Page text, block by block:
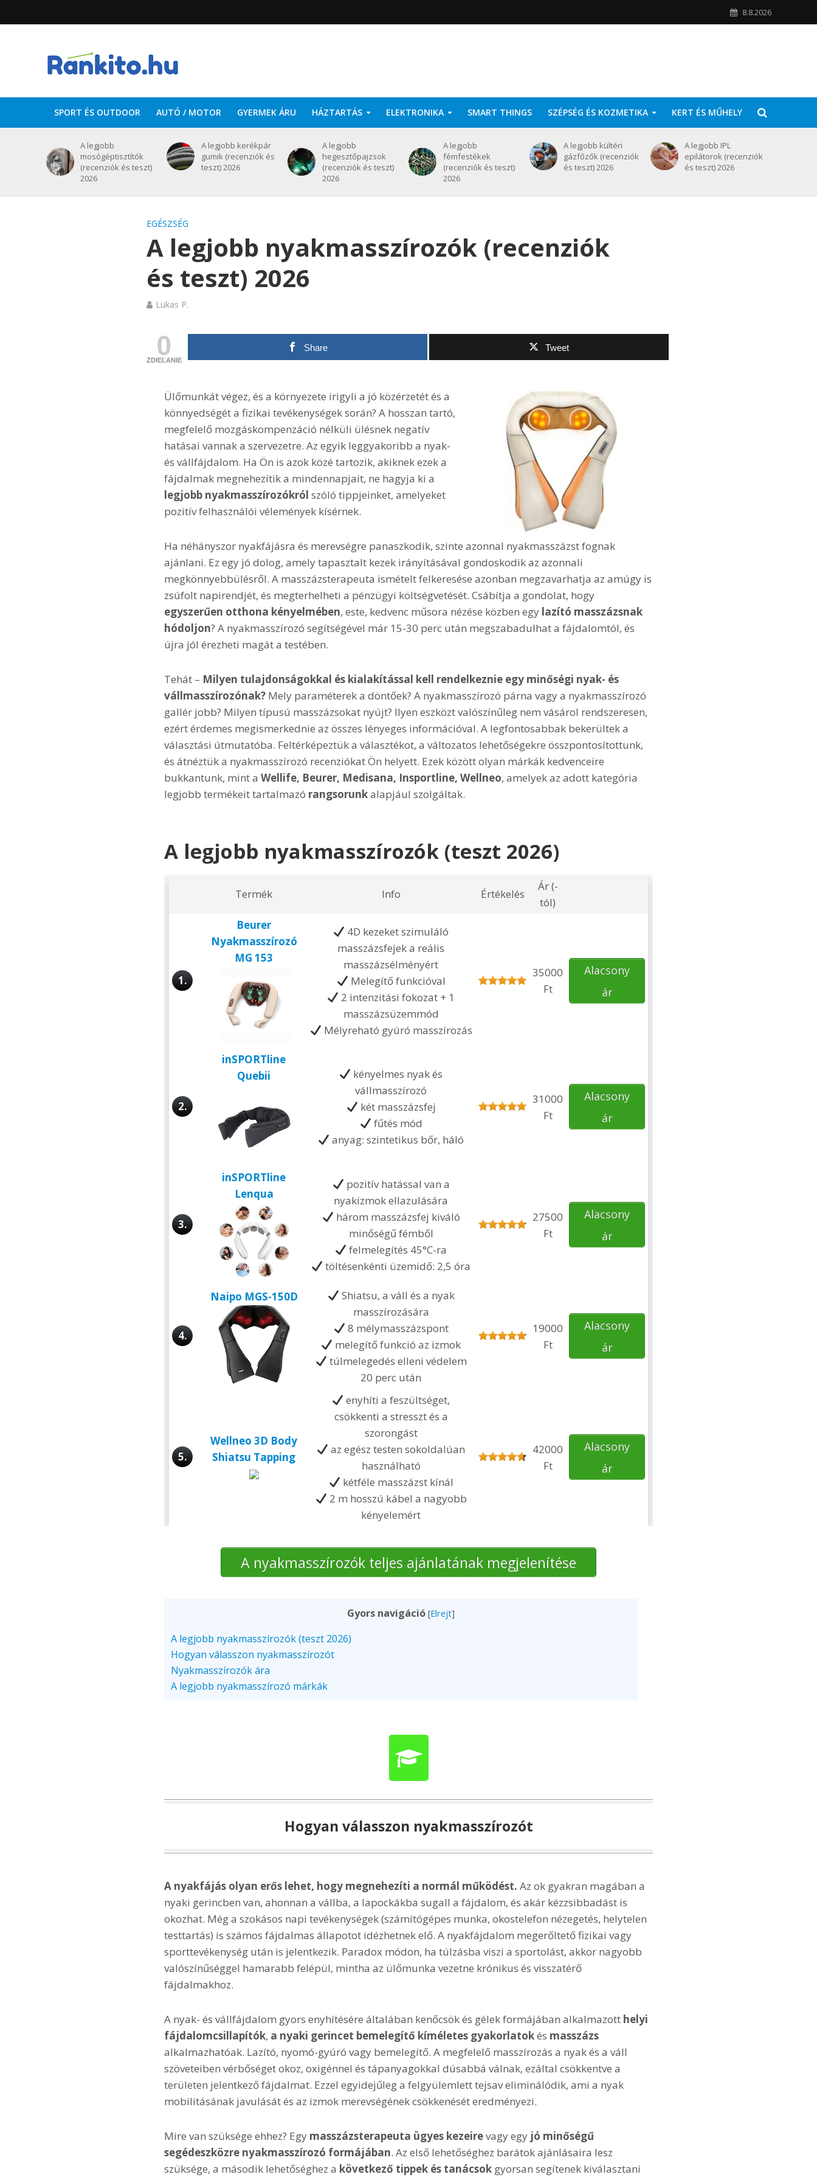
8.8.2026
SPORT ÉS OUTDOOR AUTÓ / MOTOR GYERMEK ÁRU HÁZTARTÁS ELEKTRONIKA SMART THINGS SZÉPSÉG ÉS KOZMETIKA KERT ÉS MŰHELY
A legjobb
mosógéptisztítók
(recenziók és teszt)
2026
A legjobb kerékpár
gumik (recenziók és
teszt) 2026
A legjobb
hegesztőpajzsok
(recenziók és teszt)
2026
A legjobb
fémfestékek
(recenziók és teszt)
2026
A legjobb kültéri
gázfőzők (recenziók
és teszt) 2026
A legjobb IPL
epilátorok (recenziók
és teszt) 2026
EGÉSZSÉG
A legjobb nyakmasszírozók (recenziók
és teszt) 2026
Lukas P.
0
ZDIEĽANIE
Share Tweet
Ülőmunkát végez, és a környezete irigyli a jó közérzetét és a
könnyedségét a fizikai tevékenységek során? A hosszan tartó,
megfelelő mozgáskompenzáció nélküli ülésnek negatív
hatásai vannak a szervezetre. Az egyik leggyakoribb a nyak-
és vállfájdalom. Ha Ön is azok közé tartozik, akiknek ezek a
fájdalmak megnehezítik a mindennapjait, ne hagyja ki a
legjobb nyakmasszírozókról szóló tippjeinket, amelyeket
pozitív felhasználói vélemények kísérnek.
Ha néhányszor nyakfájásra és merevségre panaszkodik, szinte azonnal nyakmasszázst fognak
ajánlani. Ez egy jó dolog, amely tapasztalt kezek irányításával gondoskodik az azonnali
megkönnyebbülésről. A masszázsterapeuta ismételt felkeresése azonban megzavarhatja az amúgy is
zsúfolt napirendjét, és megterhelheti a pénzügyi költségvetését. Csábítja a gondolat, hogy
egyszerűen otthona kényelmében, este, kedvenc műsora nézése közben egy lazító masszázsnak
hódoljon? A nyakmasszírozó segítségével már 15-30 perc után megszabadulhat a fájdalomtól, és
újra jól érezheti magát a testében.
Tehát – Milyen tulajdonságokkal és kialakítással kell rendelkeznie egy minőségi nyak- és
vállmasszírozónak?Mely paraméterek a döntőek? A nyakmasszírozó párna vagy a nyakmasszírozó
gallér jobb? Milyen típusú masszázsokat nyújt? Ilyen eszközt valószínűleg nem vásárol rendszeresen,
ezért érdemes megismerkednie az összes lényeges információval. A legfontosabbak bekerültek a
választási útmutatóba. Feltérképeztük a választékot, a változatos lehetőségekre összpontosítottunk,
és átnéztük a nyakmasszírozó recenziókat Ön helyett. Ezek között olyan márkák kedvenceire
bukkantunk, mint a Wellife, Beurer, Medisana, Insportline, Wellneo, amelyek az adott kategória
legjobb termékeit tartalmazó rangsorunkalapjául szolgáltak.
A legjobb nyakmasszírozók (teszt 2026)
Termék Info Értékelés
Ár (-
tól)
1.
Beurer
Nyakmasszírozó
MG 153
4D kezeket szimuláló
masszázsfejek a reális
masszázsélményért
Melegítő funkcióval
2 intenzitási fokozat + 1
masszázsüzemmód
Mélyreható gyúró masszírozás
35000
Ft
Alacsony
ár
2.
inSPORTline
Quebii
kényelmes nyak és
vállmasszírozó
két masszázsfej
fűtés mód
anyag: szintetikus bőr, háló
31000
Ft
Alacsony
ár
3.
inSPORTline
Lenqua
pozitív hatással van a
nyakizmok ellazulására
három masszázsfej kiváló
minőségű fémből
felmelegítés 45°C-ra
töltésenkénti üzemidő: 2,5 óra
27500
Ft
Alacsony
ár
4.
Naipo MGS-150D
Shiatsu, a váll és a nyak
masszírozására
8 mélymasszázspont
melegítő funkció az izmok
túlmelegedés elleni védelem
20 perc után
19000
Ft
Alacsony
ár
5.
Wellneo 3D Body
Shiatsu Tapping
enyhíti a feszültséget,
csökkenti a stresszt és a
szorongást
az egész testen sokoldalúan
használható
kétféle masszázst kínál
2 m hosszú kábel a nagyobb
kényelemért
42000
Ft
Alacsony
ár
A nyakmasszírozók teljes ajánlatának megjelenítése
Gyors navigáció [Elrejt]
A legjobb nyakmasszírozók (teszt 2026)
Hogyan válasszon nyakmasszírozót
Nyakmasszírozók ára
A legjobb nyakmasszírozó márkák
Hogyan válasszon nyakmasszírozót
A nyakfájás olyan erős lehet, hogy megnehezíti a normál működést. Az ok gyakran magában a
nyaki gerincben van, ahonnan a vállba, a lapockákba sugall a fájdalom, és akár kézzsibbadást is
okozhat. Még a szokásos napi tevékenységek (számítógépes munka, okostelefon nézegetés, helytelen
testtartás) is számos fájdalmas állapotot idézhetnek elő. A nyakfájdalom megerőltető fizikai vagy
sporttevékenység után is jelentkezik. Paradox módon, ha túlzásba viszi a sportolást, akkor nagyobb
valószínűséggel hamarabb felépül, mintha az ülőmunka vezetne krónikus és visszatérő
fájdalmakhoz.
A nyak- és vállfájdalom gyors enyhítésére általában kenőcsök és gélek formájában alkalmazott helyi
fájdalomcsillapítók, a nyaki gerincet bemelegítő kíméletes gyakorlatokés masszázs
alkalmazhatóak. Lazító, nyomó-gyúró vagy bemelegítő. A megfelelő masszírozás a nyak és a váll
szöveteiben vérbőséget okoz, oxigénnel és tápanyagokkal dúsabbá válnak, ezáltal csökkentve a
területen jelentkező fájdalmat. Ezzel egyidejűleg a felgyülemlett tejsav eliminálódik, ami a nyak
mobilitásának javulását és az izmok merevségének csökkenését eredményezi.
Mire van szüksége ehhez? Egy masszázsterapeuta ügyes kezeirevagy egy jó minőségű
segédeszközre nyakmasszírozó formájában. Az első lehetőséghez barátok ajánlásaira lesz
szüksége, a második lehetőséghez a következő tippek és tanácsokgyorsan segítenek kiválasztani